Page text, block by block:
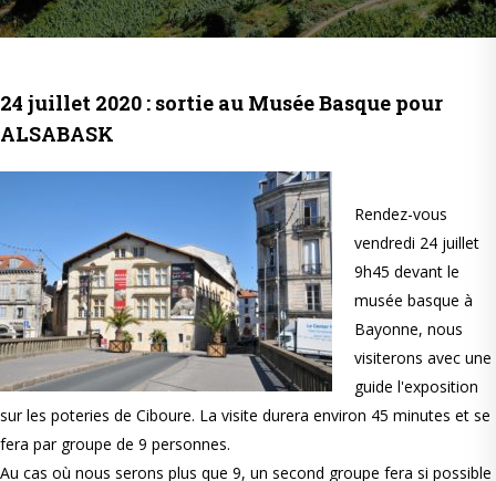
24 juillet 2020 : sortie au Musée Basque pour
ALSABASK
Rendez-vous
vendredi 24 juillet
9h45 devant le
musée basque à
Bayonne, nous
visiterons avec une
guide l'exposition
sur les poteries de Ciboure. La visite durera environ 45 minutes et se
fera par groupe de 9 personnes.
Au cas où nous serons plus que 9, un second groupe fera si possible